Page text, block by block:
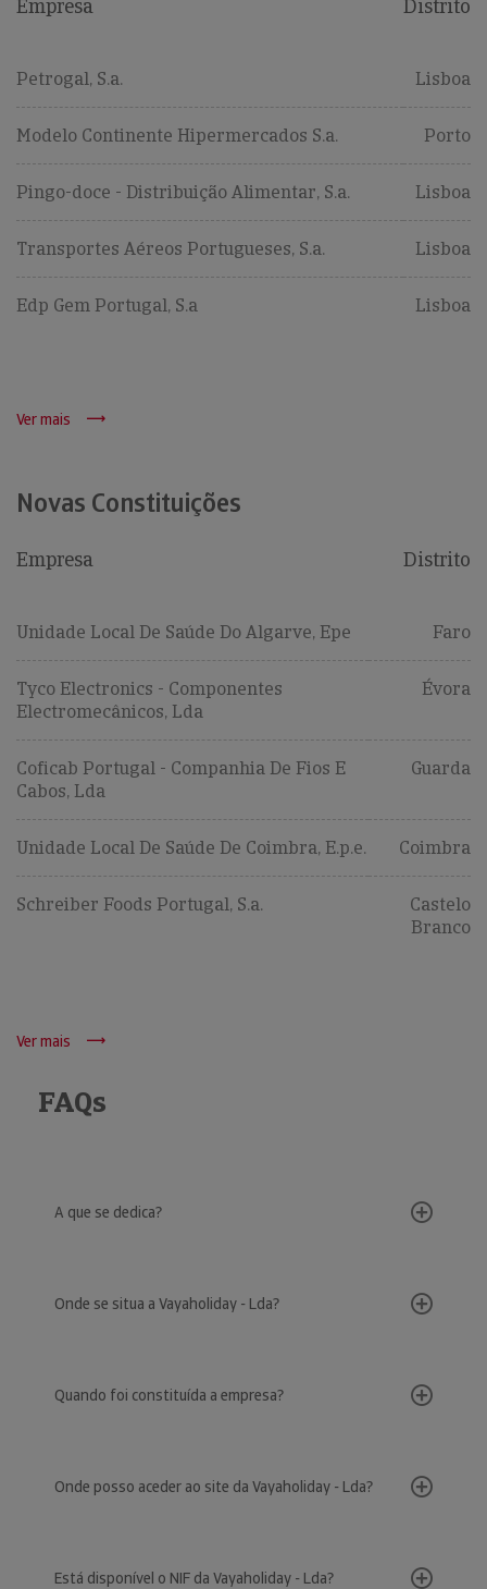
Empresa Distrito
Petrogal, S.a. Lisboa
Modelo Continente Hipermercados S.a. Porto
Pingo-doce - Distribuição Alimentar, S.a. Lisboa
Transportes Aéreos Portugueses, S.a. Lisboa
Edp Gem Portugal, S.a Lisboa
Ver mais
Novas Constituições
Empresa Distrito
Unidade Local De Saúde Do Algarve, Epe Faro
Tyco Electronics - Componentes
Electromecânicos, Lda
Évora
Coficab Portugal - Companhia De Fios E
Cabos, Lda
Guarda
Unidade Local De Saúde De Coimbra, E.p.e. Coimbra
Schreiber Foods Portugal, S.a.
Castelo
Branco
Ver mais
FAQs
A que se dedica?
Onde se situa a Vayaholiday - Lda?
Quando foi constituída a empresa?
Onde posso aceder ao site da Vayaholiday - Lda?
Está disponível o NIF da Vayaholiday - Lda?